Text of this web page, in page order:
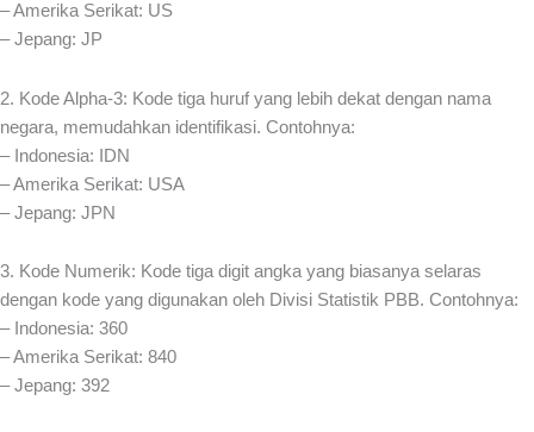
– Amerika Serikat: US
– Jepang: JP
2. Kode Alpha-3: Kode tiga huruf yang lebih dekat dengan nama
negara, memudahkan identifikasi. Contohnya:
– Indonesia: IDN
– Amerika Serikat: USA
– Jepang: JPN
3. Kode Numerik: Kode tiga digit angka yang biasanya selaras
dengan kode yang digunakan oleh Divisi Statistik PBB. Contohnya:
– Indonesia: 360
– Amerika Serikat: 840
– Jepang: 392